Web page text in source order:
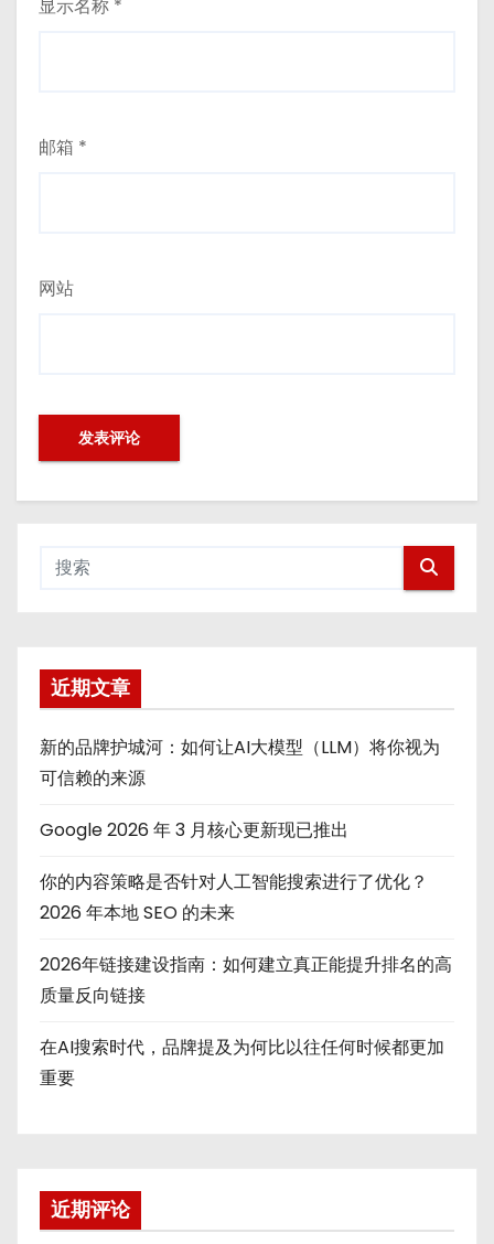
显示名称 *
邮箱 *
网站
近期文章
新的品牌护城河：如何让AI大模型（LLM）将你视为
可信赖的来源
Google 2026 年 3 月核心更新现已推出
你的内容策略是否针对人工智能搜索进行了优化？
2026 年本地 SEO 的未来
2026年链接建设指南：如何建立真正能提升排名的高
质量反向链接
在AI搜索时代，品牌提及为何比以往任何时候都更加
重要
近期评论